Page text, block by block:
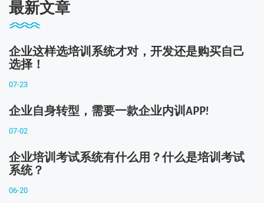
最新文章
企业这样选培训系统才对，开发还是购买自己
选择！
07-23
企业自身转型，需要一款企业内训APP!
07-02
企业培训考试系统有什么用？什么是培训考试
系统？
06-20